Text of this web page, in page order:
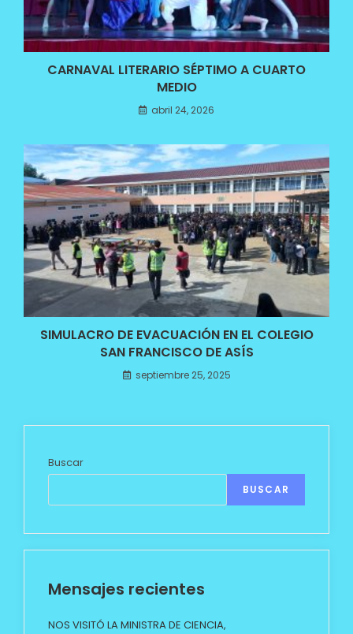
CARNAVAL LITERARIO SÉPTIMO A CUARTO
MEDIO
abril 24, 2026
SIMULACRO DE EVACUACIÓN EN EL COLEGIO
SAN FRANCISCO DE ASÍS
septiembre 25, 2025
Buscar
BUSCAR
Mensajes recientes
NOS VISITÓ LA MINISTRA DE CIENCIA,